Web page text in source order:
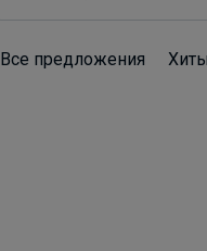
Все предложения